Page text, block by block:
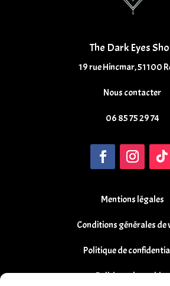
The Dark Eyes
19 rue Hincmar, 51100
Nous contacter
06 85 75 29 74
Mentions légales
Conditions générales de
Politique de
Politique de cookies